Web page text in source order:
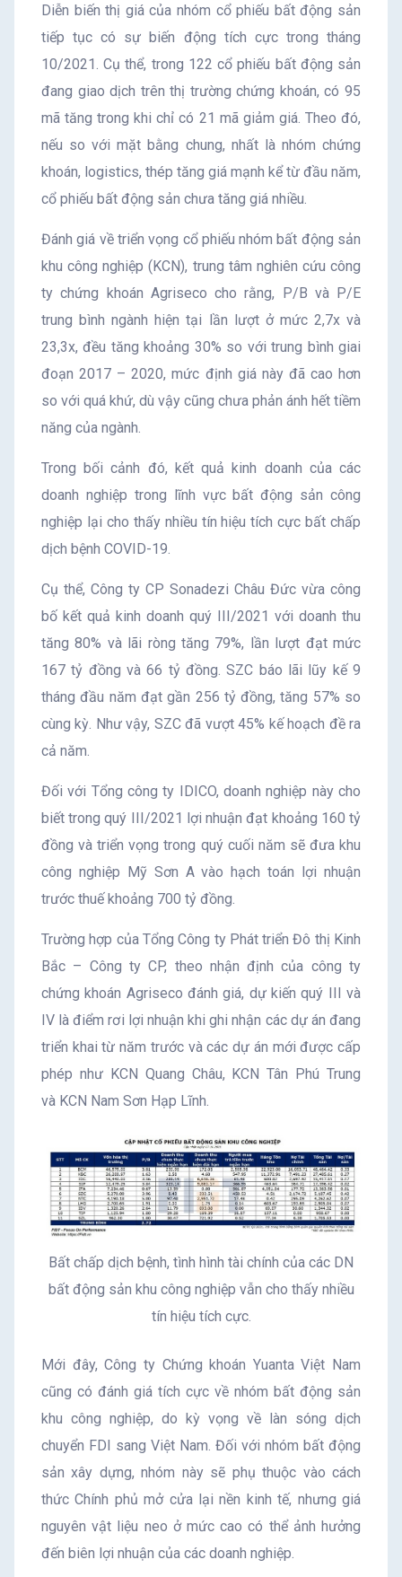
Diễn biến thị giá của nhóm cổ phiếu bất động sản
tiếp tục có sự biến động tích cực trong tháng
10/2021. Cụ thể, trong 122 cổ phiếu bất động sản
đang giao dịch trên thị trường chứng khoán, có 95
mã tăng trong khi chỉ có 21 mã giảm giá. Theo đó,
nếu so với mặt bằng chung, nhất là nhóm chứng
khoán, logistics, thép tăng giá mạnh kể từ đầu năm,
cổ phiếu bất động sản chưa tăng giá nhiều.
Đánh giá về triển vọng cổ phiếu nhóm bất động sản
khu công nghiệp (KCN), trung tâm nghiên cứu công
ty chứng khoán Agriseco cho rằng, P/B và P/E
trung bình ngành hiện tại lần lượt ở mức 2,7x và
23,3x, đều tăng khoảng 30% so với trung bình giai
đoạn 2017 – 2020, mức định giá này đã cao hơn
so với quá khứ, dù vậy cũng chưa phản ánh hết tiềm
năng của ngành.
Trong bối cảnh đó, kết quả kinh doanh của các
doanh nghiệp trong lĩnh vực bất động sản công
nghiệp lại cho thấy nhiều tín hiệu tích cực bất chấp
dịch bệnh COVID-19.
Cụ thể, Công ty CP Sonadezi Châu Đức vừa công
bố kết quả kinh doanh quý III/2021 với doanh thu
tăng 80% và lãi ròng tăng 79%, lần lượt đạt mức
167 tỷ đồng và 66 tỷ đồng. SZC báo lãi lũy kế 9
tháng đầu năm đạt gần 256 tỷ đồng, tăng 57% so
cùng kỳ. Như vậy, SZC đã vượt 45% kế hoạch đề ra
cả năm.
Đối với Tổng công ty IDICO, doanh nghiệp này cho
biết trong quý III/2021 lợi nhuận đạt khoảng 160 tỷ
đồng và triển vọng trong quý cuối năm sẽ đưa khu
công nghiệp Mỹ Sơn A vào hạch toán lợi nhuận
trước thuế khoảng 700 tỷ đồng.
Trường hợp của Tổng Công ty Phát triển Đô thị Kinh
Bắc – Công ty CP, theo nhận định của công ty
chứng khoán Agriseco đánh giá, dự kiến quý III và
IV là điểm rơi lợi nhuận khi ghi nhận các dự án đang
triển khai từ năm trước và các dự án mới được cấp
phép như KCN Quang Châu, KCN Tân Phú Trung
và KCN Nam Sơn Hạp Lĩnh.
Bất chấp dịch bệnh, tình hình tài chính của các DN
bất động sản khu công nghiệp vẫn cho thấy nhiều
tín hiệu tích cực.
Mới đây, Công ty Chứng khoán Yuanta Việt Nam
cũng có đánh giá tích cực về nhóm bất động sản
khu công nghiệp, do kỳ vọng về làn sóng dịch
chuyển FDI sang Việt Nam. Đối với nhóm bất động
sản xây dựng, nhóm này sẽ phụ thuộc vào cách
thức Chính phủ mở cửa lại nền kinh tế, nhưng giá
nguyên vật liệu neo ở mức cao có thể ảnh hưởng
đến biên lợi nhuận của các doanh nghiệp.